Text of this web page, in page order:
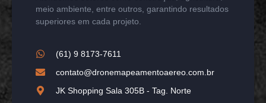
meio ambiente, entre outros, garantindo resultados
superiores em cada projeto.
(61) 9 8173-7611
contato@dronemapeamentoaereo.com.br
JK Shopping Sala 305B - Tag. Norte